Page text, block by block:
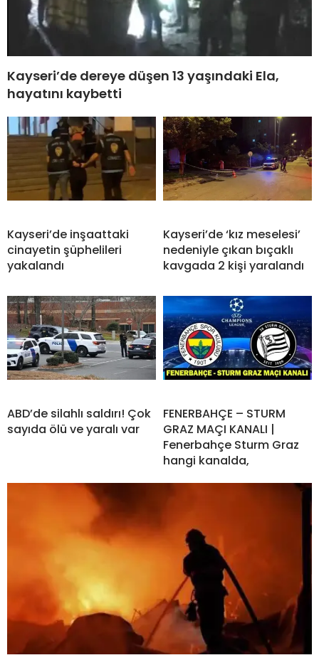
Kayseri’de dereye düşen 13 yaşındaki Ela,
hayatını kaybetti
Kayseri’de inşaattaki
cinayetin şüphelileri
yakalandı
Kayseri’de ‘kız meselesi’
nedeniyle çıkan bıçaklı
kavgada 2 kişi yaralandı
ABD’de silahlı saldırı! Çok
sayıda ölü ve yaralı var
FENERBAHÇE – STURM
GRAZ MAÇI KANALI |
Fenerbahçe Sturm Graz
hangi kanalda,